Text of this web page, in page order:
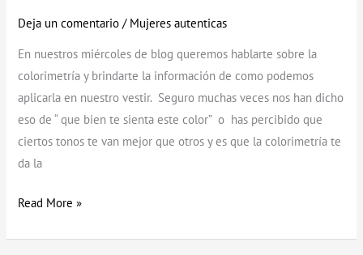
Deja un comentario / Mujeres autenticas
En nuestros miércoles de blog queremos hablarte sobre la
colorimetría y brindarte la información de como podemos
aplicarla en nuestro vestir. Seguro muchas veces nos han dicho
eso de “ que bien te sienta este color” o has percibido que
ciertos tonos te van mejor que otros y es que la colorimetría te
da la
Read More »